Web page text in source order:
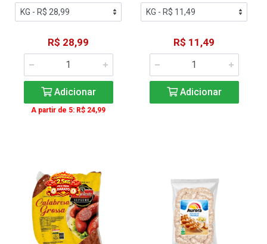
R$ 28,99
Adicionar
A partir de 5: R$ 24,99
R$ 11,49
Adicionar